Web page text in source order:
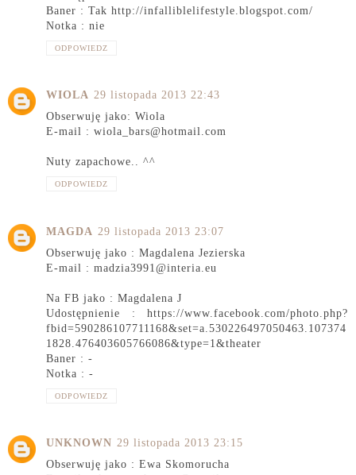
Baner : Tak http://infalliblelifestyle.blogspot.com/
Notka : nie
ODPOWIEDZ
WIOLA 29 listopada 2013 22:43
Obserwuję jako: Wiola
E-mail : wiola_bars@hotmail.com
Nuty zapachowe.. ^^
ODPOWIEDZ
MAGDA 29 listopada 2013 23:07
Obserwuję jako : Magdalena Jezierska
E-mail : madzia3991@interia.eu
Na FB jako : Magdalena J
Udostępnienie : https://www.facebook.com/photo.php?
fbid=590286107711168&set=a.530226497050463.107374
1828.476403605766086&type=1&theater
Baner : -
Notka : -
ODPOWIEDZ
UNKNOWN 29 listopada 2013 23:15
Obserwuję jako : Ewa Skomorucha